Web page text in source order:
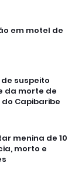
em motel de
suspeito
da morte de
Capibaribe
menina de 10
morto e